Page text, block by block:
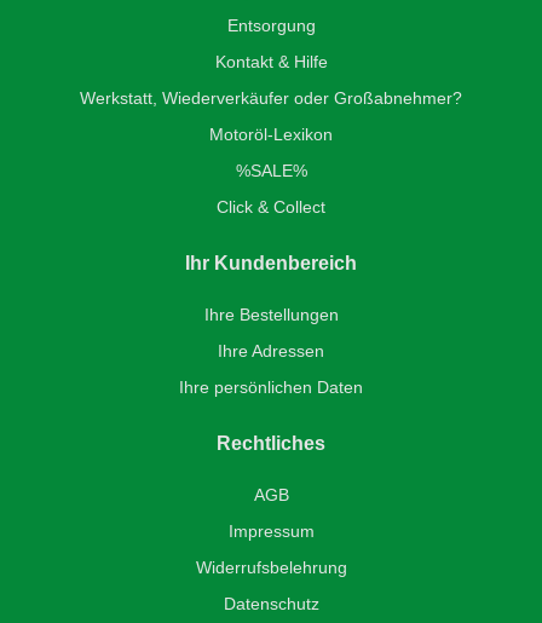
Entsorgung
Kontakt & Hilfe
Werkstatt, Wiederverkäufer oder Großabnehmer?
Motoröl-Lexikon
%SALE%
Click & Collect
Ihr Kundenbereich
Ihre Bestellungen
Ihre Adressen
Ihre persönlichen Daten
Rechtliches
AGB
Impressum
Widerrufsbelehrung
Datenschutz